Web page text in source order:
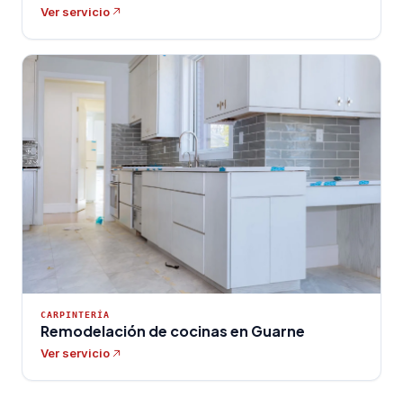
Ver servicio
CARPINTERÍA
Remodelación de cocinas en Guarne
Ver servicio